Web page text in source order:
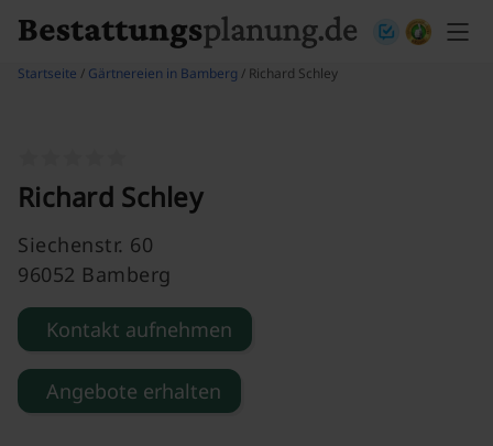
Startseite / Gärtnereien in Bamberg / Richard Schley
Richard Schley
Siechenstr. 60
96052 Bamberg
Kontakt aufnehmen
Angebote erhalten